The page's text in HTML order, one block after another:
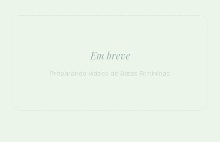
Em breve
Preparando vídeos de Botas Femininas